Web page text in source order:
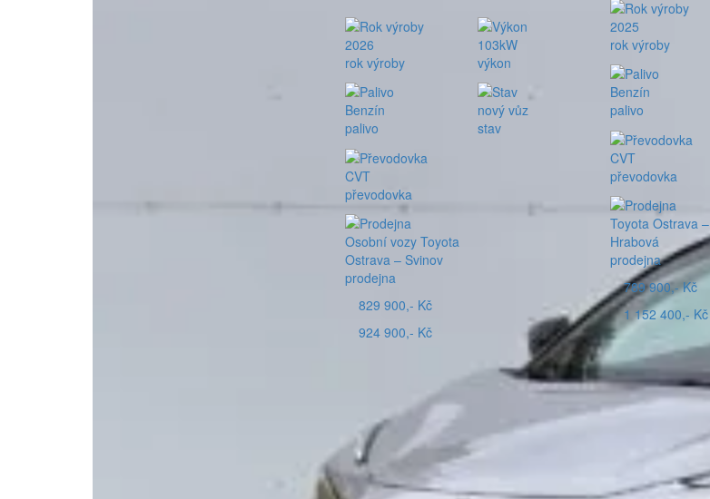
2026
rok výroby
Benzín
palivo
CVT
převodovka
Osobní vozy Toyota
Ostrava – Svinov
prodejna
103kW
výkon
nový vůz
stav
829 900,- Kč
924 900,- Kč
2025
rok výroby
Benzín
palivo
CVT
převodovka
Toyota Ostrava –
Hrabová
prodejna
789 900,- Kč
1 152 400,- Kč